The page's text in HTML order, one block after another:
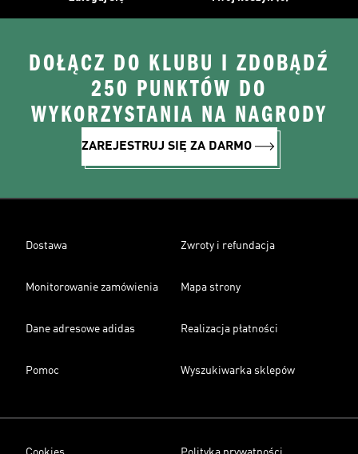
DOŁĄCZ DO KLUBU I ZDOBĄDŹ
250 PUNKTÓW DO
WYKORZYSTANIA NA NAGRODY
ZAREJESTRUJ SIĘ ZA DARMO
Dostawa Zwroty i refundacja
Monitorowanie zamówienia Mapa strony
Dane adresowe adidas Realizacja płatności
Pomoc Wyszukiwarka sklepów